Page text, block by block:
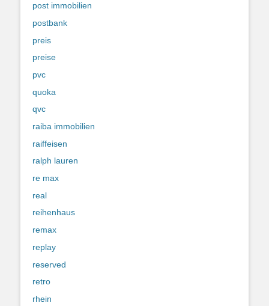
post immobilien
postbank
preis
preise
pvc
quoka
qvc
raiba immobilien
raiffeisen
ralph lauren
re max
real
reihenhaus
remax
replay
reserved
retro
rhein